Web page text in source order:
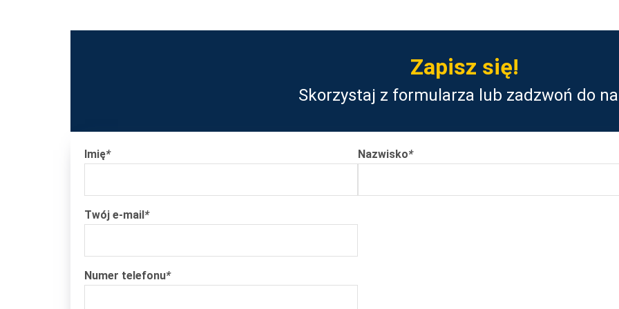
Zapisz się!
Skorzystaj z formularza lub zadzwoń do
Imię* Nazwisko*
Twój e-mail*
Numer telefonu*